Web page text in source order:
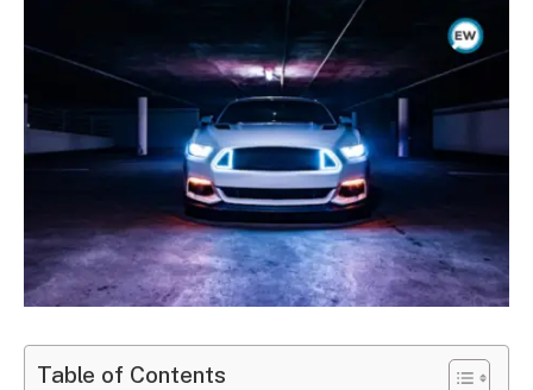
Table of Contents